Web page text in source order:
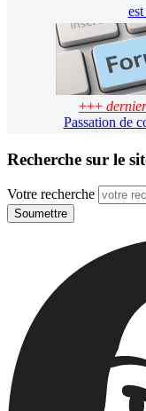
+++
Passation de
Recherche sur le
Votre recherche
Soumettre